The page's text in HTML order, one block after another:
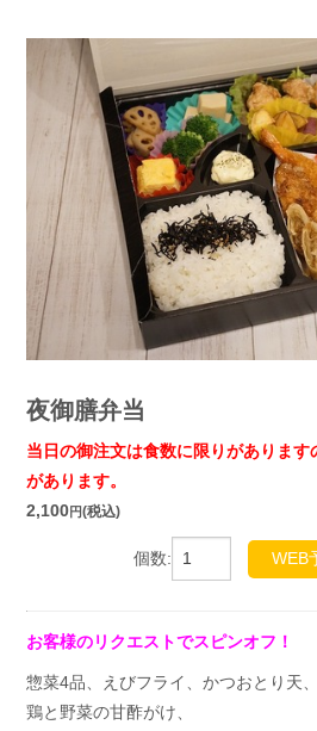
夜御膳弁当
当日の御注文は食数に限りがありま
があります。
2,100円(税込)
個数: WEB
お客様のリクエストでスピンオフ！
惣菜4品、えびフライ、かつおとり天
鶏と野菜の甘酢がけ、